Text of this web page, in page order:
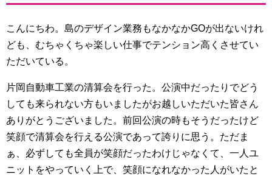
こんにちわ。島のデザイン業務もなかなかGOが出ないけれ
ども、むちゃくちゃ楽しい仕事でテンション高くさせてい
ただいている。
片岡自動車工業の清算会を行った。公演中だったりでどう
しても来られない方もいましたがお越しいただいた皆さん
ありがとうございました。前回公演の時もそうだったけど
笑顔で清算会を行える公演であって誇りに思う。ただま
ぁ、必ずしても全員が笑顔だったわけじゃなくて、一人ユ
ニットをやっていく上で、笑顔になれなかった人がいたと